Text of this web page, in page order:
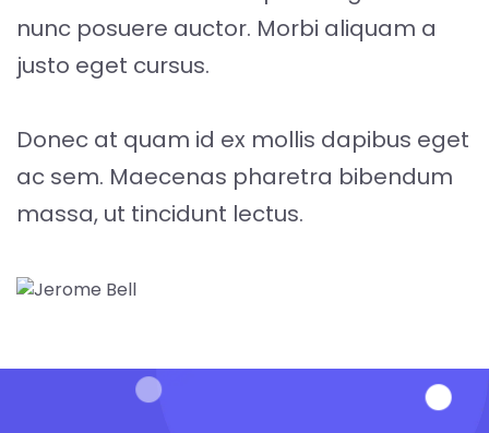
nunc posuere auctor. Morbi aliquam a
justo eget cursus.
Donec at quam id ex mollis dapibus eget
ac sem. Maecenas pharetra bibendum
massa, ut tincidunt lectus.